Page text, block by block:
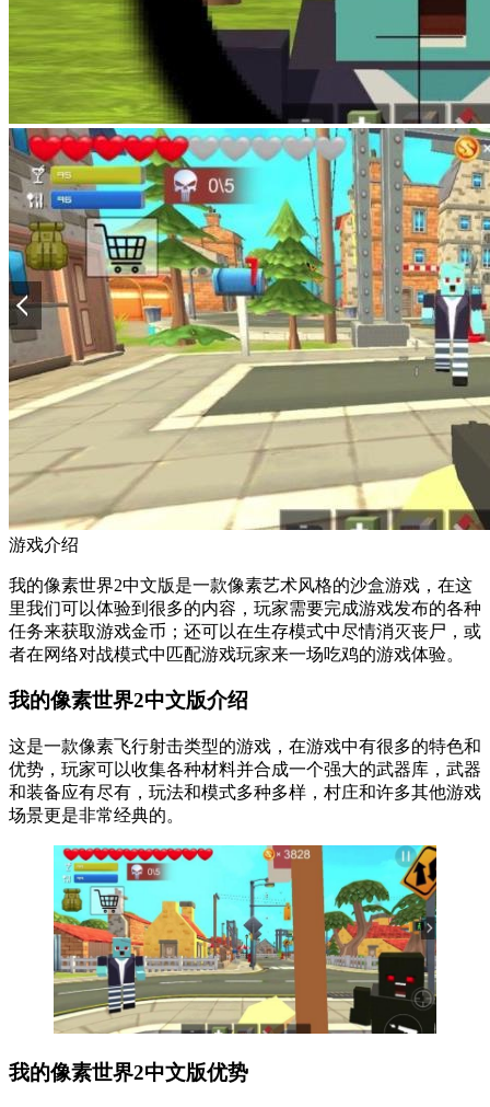
游戏介绍
我的像素世界2中文版是一款像素艺术风格的沙盒游戏，在这
里我们可以体验到很多的内容，玩家需要完成游戏发布的各种
任务来获取游戏金币；还可以在生存模式中尽情消灭丧尸，或
者在网络对战模式中匹配游戏玩家来一场吃鸡的游戏体验。
我的像素世界2中文版介绍
这是一款像素飞行射击类型的游戏，在游戏中有很多的特色和
优势，玩家可以收集各种材料并合成一个强大的武器库，武器
和装备应有尽有，玩法和模式多种多样，村庄和许多其他游戏
场景更是非常经典的。
我的像素世界2中文版优势